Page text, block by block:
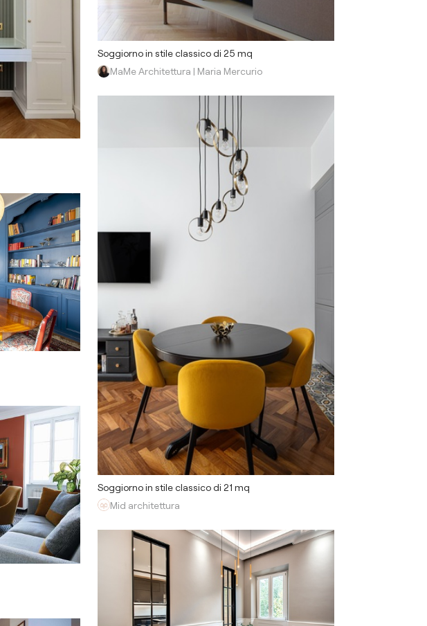
Soggiorno in stile classico di 25 mq
MaMe Architettura | Maria Mercurio
Soggiorno in stile classico di 21 mq
Mid architettura